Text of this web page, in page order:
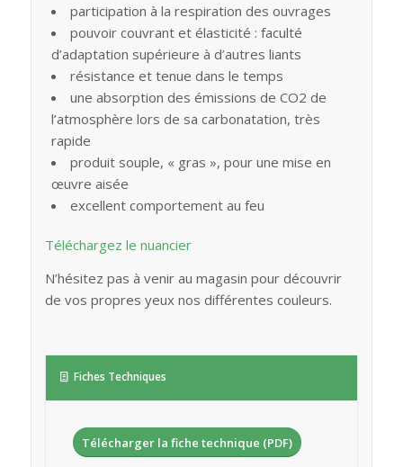
participation à la respiration des ouvrages
pouvoir couvrant et élasticité : faculté
d’adaptation supérieure à d’autres liants
résistance et tenue dans le temps
une absorption des émissions de CO2 de
l’atmosphère lors de sa carbonatation, très
rapide
produit souple, « gras », pour une mise en
œuvre aisée
excellent comportement au feu
Téléchargez le nuancier
N’hésitez pas à venir au magasin pour découvrir
de vos propres yeux nos différentes couleurs.
Fiches Techniques
Télécharger la fiche technique (PDF)